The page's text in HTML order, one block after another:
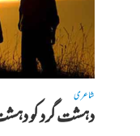
شاعری
دہشت گرد کو